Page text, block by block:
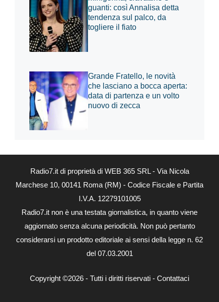
guanti: così Annalisa detta
tendenza sul palco, da
togliere il fiato
Grande Fratello, le novità
che lasciano a bocca aperta:
data di partenza e un volto
nuovo di zecca
Radio7.it di proprietà di WEB 365 SRL - Via Nicola
Marchese 10, 00141 Roma (RM) - Codice Fiscale e Partita
I.V.A. 12279101005
Radio7.it non è una testata giornalistica, in quanto viene
aggiornato senza alcuna periodicità. Non può pertanto
considerarsi un prodotto editoriale ai sensi della legge n. 62
del 07.03.2001
Copyright ©2026 - Tutti i diritti riservati - Contattaci